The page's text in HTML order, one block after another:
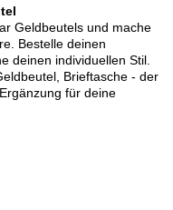
Geldbeutels und mache
Bestelle deinen
deinen individuellen Stil.
Brieftasche - der
für deine